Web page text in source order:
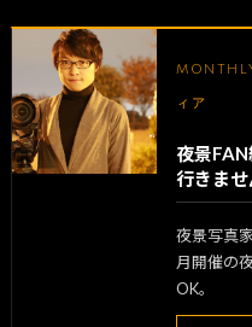
ィア
夜景
行きませ
夜景写真
月開催の
OK。